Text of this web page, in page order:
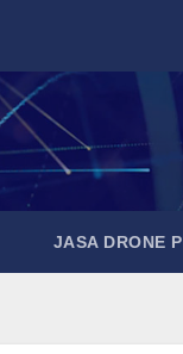
JASA DRONE